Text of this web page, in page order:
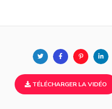
Twitter FacebookPinterest
TÉLÉCHARGER LA VIDÉO